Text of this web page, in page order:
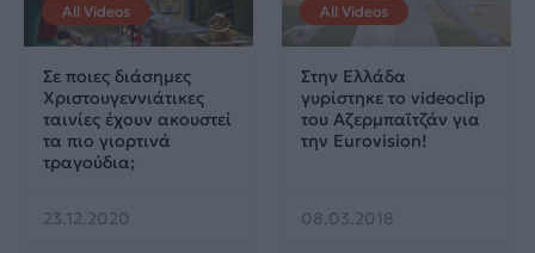
All Videos
Σε ποιες διάσημες
Χριστουγεννιάτικες
ταινίες έχουν ακουστεί
τα πιο γιορτινά
τραγούδια;
23.12.2020
All Videos
Στην Ελλάδα
γυρίστηκε το videoclip
του Αζερμπαϊτζάν για
την Eurovision!
08.03.2018